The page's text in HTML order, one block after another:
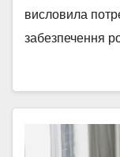
висловила
забезпечення